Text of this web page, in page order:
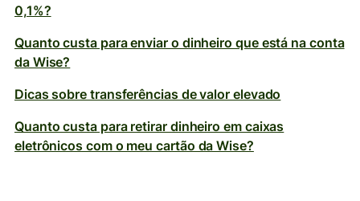
0,1%?
Quanto custa para enviar o dinheiro que está na conta
da Wise?
Dicas sobre transferências de valor elevado
Quanto custa para retirar dinheiro em caixas
eletrônicos com o meu cartão da Wise?